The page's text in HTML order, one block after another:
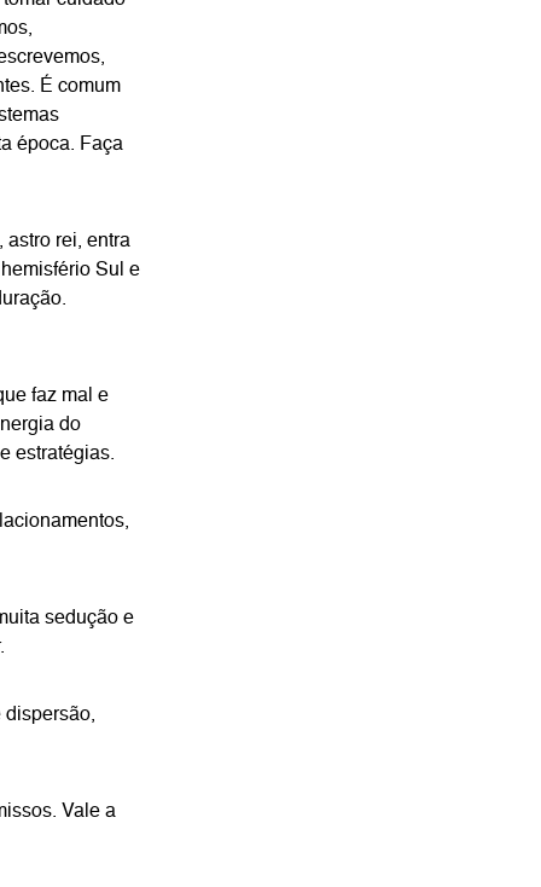
É comum
época. Faça
astro rei, entra
Sul e
faz mal e
do
estratégias.
sedução e
dispersão,
Vale a